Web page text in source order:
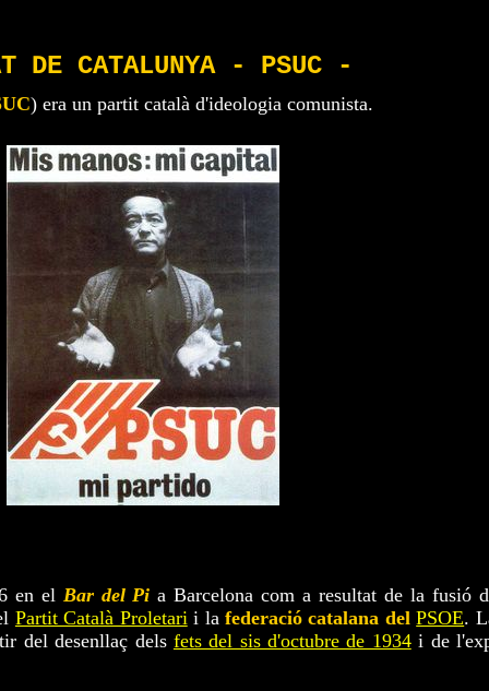
DE CATALUNYA - PSUC -
) era un partit català d'ideologia comunista.
en el Bar del Pi a Barcelona com a resultat de la fusió
Partit Català Proletari i la federació catalana del PSOE.
del desenllaç dels fets del sis d'octubre de 1934i de